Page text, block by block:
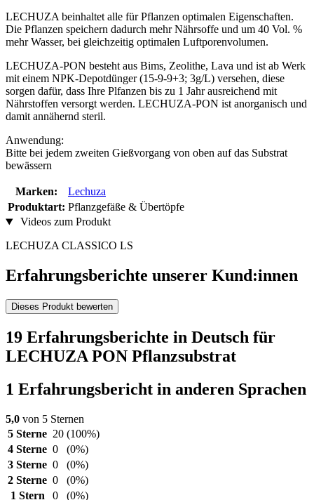
LECHUZA beinhaltet alle für Pflanzen optimalen Eigenschaften.
Die Pflanzen speichern dadurch mehr Nährsoffe und um 40 Vol. %
mehr Wasser, bei gleichzeitig optimalen Luftporenvolumen.
LECHUZA-PON besteht aus Bims, Zeolithe, Lava und ist ab Werk
mit einem NPK-Depotdünger (15-9-9+3; 3g/L) versehen, diese
sorgen dafür, dass Ihre Plfanzen bis zu 1 Jahr ausreichend mit
Nährstoffen versorgt werden. LECHUZA-PON ist anorganisch und
damit annähernd steril.
Anwendung:
Bitte bei jedem zweiten Gießvorgang von oben auf das Substrat
bewässern
Marken:
Lechuza
Produktart: Pflanzgefäße & Übertöpfe
Videos zum Produkt
LECHUZA CLASSICO LS
Erfahrungsberichte unserer Kund:innen
Dieses Produkt bewerten
19 Erfahrungsberichte in Deutsch für
LECHUZA PON Pflanzsubstrat
1 Erfahrungsbericht in anderen Sprachen
5,0 von 5 Sternen
5 Sterne 20 (100%)
4 Sterne 0
(0%)
3 Sterne 0
(0%)
2 Sterne 0
(0%)
1 Stern
0 (0%)